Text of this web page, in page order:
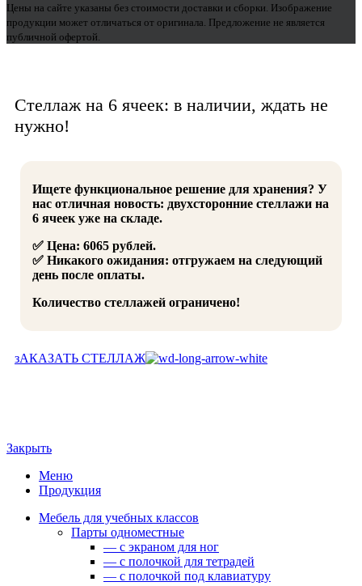
Цены на сайте указаны без стоимости доставки и сборки. Изображение
продукции может отличаться от оригинала. Предложение не является
публичной офертой.
Стеллаж на 6 ячеек: в наличии, ждать не
нужно!
Ищете функциональное решение для хранения? У
нас отличная новость: двухсторонние стеллажи на
6 ячеек уже на складе.
✅ Цена: 6065 рублей.
✅ Никакого ожидания: отгружаем на следующий
день после оплаты.
Количество стеллажей ограничено!
зАКАЗАТЬ СТЕЛЛАЖ
Закрыть
Меню
Продукция
Мебель для учебных классов
Парты одноместные
— c экраном для ног
— c полочкой для тетрадей
— c полочкой под клавиатуру